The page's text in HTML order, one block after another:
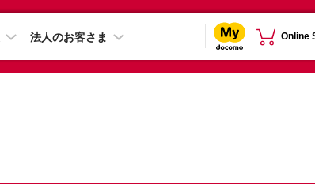
法人のお客さま Online